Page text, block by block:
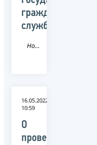
гражданской
службы
Новость
16.05.2022
10:59
О
проведении